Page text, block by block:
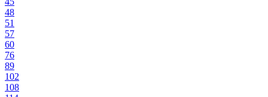
48
51
57
60
76
89
102
108